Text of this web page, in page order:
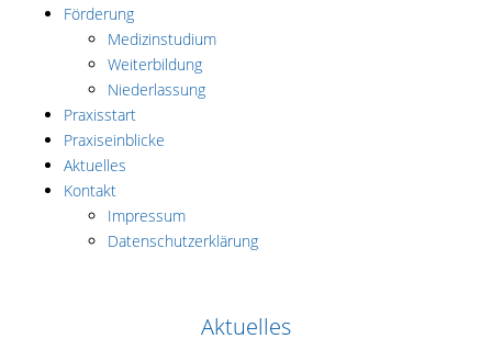
Förderung
Medizinstudium
Weiterbildung
Niederlassung
Praxisstart
Praxiseinblicke
Aktuelles
Kontakt
Impressum
Datenschutzerklärung
Aktuelles